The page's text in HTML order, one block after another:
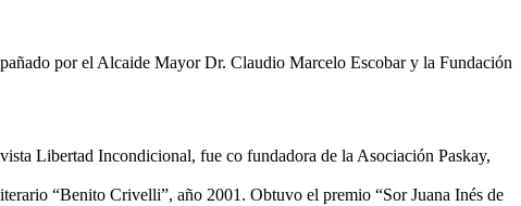
por el Alcaide Mayor Dr. Claudio Marcelo Escobar y la Fundación
Libertad Incondicional, fue co fundadora de la Asociación Paskay,
“Benito Crivelli”, año 2001. Obtuvo el premio “Sor Juana Inés de